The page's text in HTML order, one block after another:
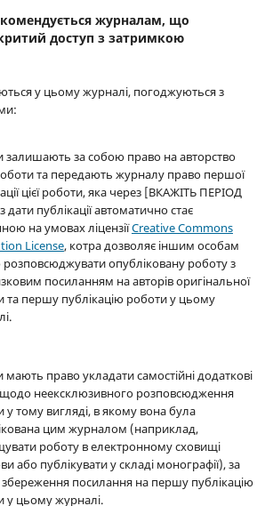
журналам, що
доступ з затримкою
у цьому журналі, погоджуються з
залишають за собою право на авторство
та передають журналу право першої
цієї роботи, яка через [ВКАЖІТЬ ПЕРІОД
дати публікації автоматично стає
на умовах ліцензіїCreative Commons
License, котра дозволяє іншим особам
розповсюджувати опубліковану роботу з
посиланням на авторів оригінальної
та першу публікацію роботи у цьому
мають право укладати самостійні додаткові
неексклюзивного розповсюдження
у тому вигляді, в якому вона була
цим журналом (наприклад,
роботу в електронному сховищі
або публікувати у складі монографії), за
посилання на першу публікацію
у цьому журналі.